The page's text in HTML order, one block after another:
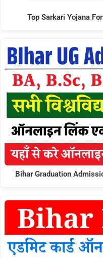
Top Sarkari Yojana
Bihar Graduation